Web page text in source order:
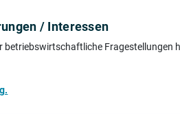
/ Interessen
betriebswirtschaftliche Fragestellungen